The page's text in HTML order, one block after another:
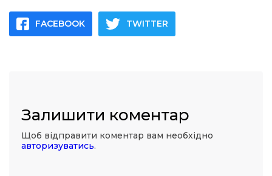
FACEBOOK TWITTER
Залишити коментар
Щоб відправити коментар вам необхідно
авторизуватись.